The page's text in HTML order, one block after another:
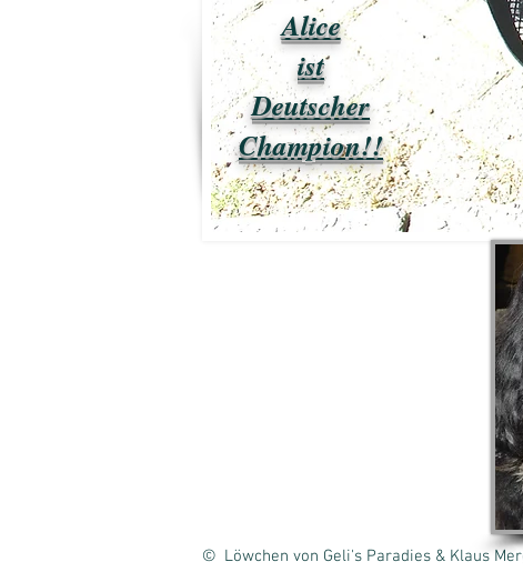
Alice
ist
Deutscher
Champion!!
© Löwchen von Geli's Paradies & Klaus